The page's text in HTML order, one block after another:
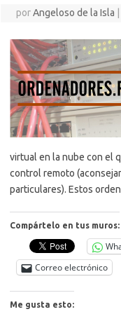
porAngeloso de la Isla
virtual en la nube con el
control remoto
particulares). Estos
Compártelo en tus muros:
Correo electrónico
Me gusta esto: